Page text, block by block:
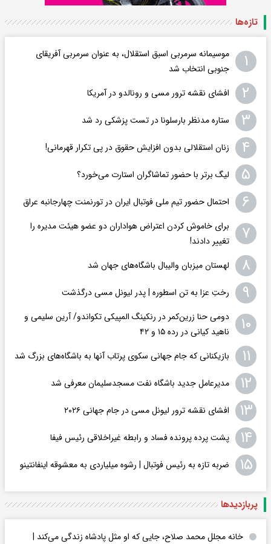
تازه‌ها
۱
موسیمانه سرمربی اسبق استقلال، به عنوان سرمربی آفریقای
جنوبی انتخاب شد
۲ افشای نقشه ترور مسی و رونالدو در آمریکا
۳ ستاره مدنظر بارسلونا در تست پزشکی رد شد
۴ زنان استقلالی بدون افزایش حقوق در پی تکرار قهرمانی!
۵ لیگ برتر با حضور تماشاگران استارت می‌خورد؟
۶ احتمال حضور تیم ملی فوتبال ایران در تورنمنت چهارجانبه عراق
۷
برای خاموش کردن اعتراض هواداران دو عضو هیئت مدیره را
تغییر دادند!
۸ لهستان میزبان والیبال باشگاه‌های جهان شد
۹ رختِ عزا به تن اسطوره | پدر لیونل مسی درگذشت
۱۰
دومی حنا زرین‌کمر در رنکینگ المپیکی تکواندو/ آرین سلیمی و
ناهید کیانی در رده ۱۵ و ۴۲
۱۱ بازیکنانی که جام جهانی سکوی پرتاب آنها به باشگاه‌های بزرگ شد
۱۲ مدیرعامل جدید باشگاه نفت مسجدسلیمان معرفی شد
۱۳ افشای نقشه ترور لیونل مسی در جام جهانی ۲۰۲۶
۱۴ پشت پرده پرونده فساد و رابطه غیراخلاقی‌ رئیس فیفا
۱۵ ضربه تازه به رئیس فوتبال | رشوه میلیاردی به معشوقه اینفانتینو
پربازدید‌ها
خانه مجلل محمد صلاح، جایی که او مثل پادشاه زندگی می‌کند |